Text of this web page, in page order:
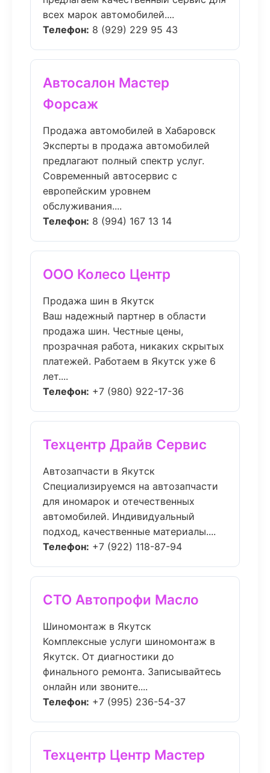
всех марок автомобилей....
Телефон: 8 (929) 229 95 43
Автосалон Мастер
Форсаж
Продажа автомобилей в Хабаровск
Эксперты в продажа автомобилей
предлагают полный спектр услуг.
Современный автосервис с
европейским уровнем
обслуживания....
Телефон: 8 (994) 167 13 14
ООО Колесо Центр
Продажа шин в Якутск
Ваш надежный партнер в области
продажа шин. Честные цены,
прозрачная работа, никаких скрытых
платежей. Работаем в Якутск уже 6
лет....
Телефон: +7 (980) 922-17-36
Техцентр Драйв Сервис
Автозапчасти в Якутск
Специализируемся на автозапчасти
для иномарок и отечественных
автомобилей. Индивидуальный
подход, качественные материалы....
Телефон: +7 (922) 118-87-94
СТО Автопрофи Масло
Шиномонтаж в Якутск
Комплексные услуги шиномонтаж в
Якутск. От диагностики до
финального ремонта. Записывайтесь
онлайн или звоните....
Телефон: +7 (995) 236-54-37
Техцентр Центр Мастер